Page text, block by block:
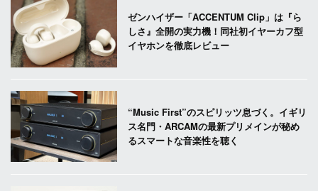
ゼンハイザー「ACCENTUM Clip」は『ら
しさ』全開の実力機！同社初イヤーカフ型
イヤホンを徹底レビュー
“Music First”のスピリッツ息づく。イギリ
ス名門・ARCAMの最新プリメインが秘め
るスマートな音楽性を聴く